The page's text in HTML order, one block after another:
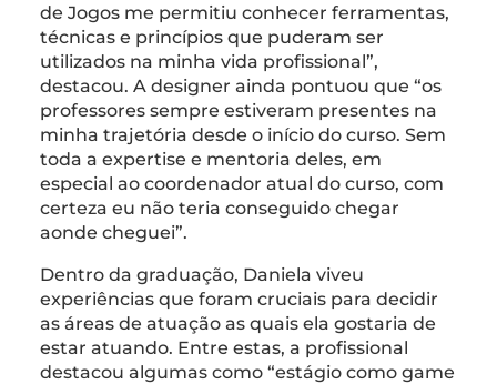
de Jogos me permitiu conhecer ferramentas,
técnicas e princípios que puderam ser
utilizados na minha vida profissional”,
destacou. A designer ainda pontuou que “os
professores sempre estiveram presentes na
minha trajetória desde o início do curso. Sem
toda a expertise e mentoria deles, em
especial ao coordenador atual do curso, com
certeza eu não teria conseguido chegar
aonde cheguei”.
Dentro da graduação, Daniela viveu
experiências que foram cruciais para decidir
as áreas de atuação as quais ela gostaria de
estar atuando. Entre estas, a profissional
destacou algumas como “estágio como game